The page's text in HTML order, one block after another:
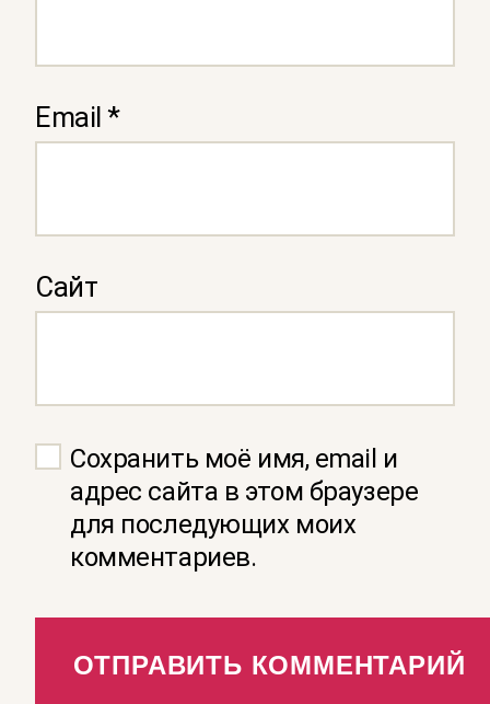
Email*
Сайт
Сохранить моё имя, email и
адрес сайта в этом браузере
для последующих моих
комментариев.